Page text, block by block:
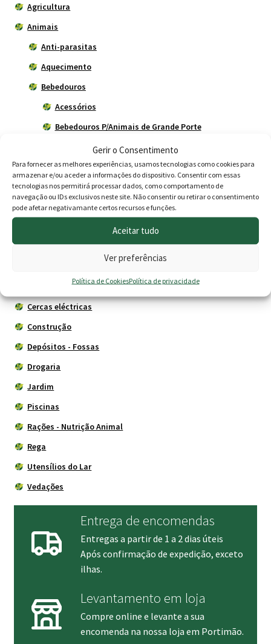
Gerir o Consentimento
Para fornecer as melhores experiências, usamos tecnologias como cookies para
armazenar e/ou aceder a informações do dispositivo. Consentir com essas
tecnologias nos permitirá processar dados, como comportamento de
navegação ou IDs exclusivos neste site. Não consentir ou retirar o consentimento
pode afetar negativamante certos recursos e funções.
Aceitar tudo
Ver preferências
Política de CookiesPolítica de privacidade
Agricultura
Animais
Anti-parasitas
Aquecimento
Bebedouros
Acessórios
Bebedouros P/Animais de Grande Porte
Bebedouros p/aves
Chocadeiras
Coleiras - Peitorais
Comedouros
Jaulas
Suplementos - Tratamentos
Tosquiadoras
Cercas eléctricas
Construção
Depósitos - Fossas
Drogaria
Jardim
Piscinas
Rações - Nutrição Animal
Rega
Utensílios do Lar
Vedações
Entrega de encomendas
Entregas a partir de 1 a 2 dias úteis
Após confirmação de expedição, exceto
ilhas.
Levantamento em loja
Compre online e levante a sua
encomenda na nossa loja em Portimão.